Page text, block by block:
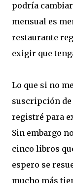
podría
mensual es
restaurante
exigir que
Lo que si no
suscripción de
registré para
Sin embargo
cinco libros
espero se
mucho más